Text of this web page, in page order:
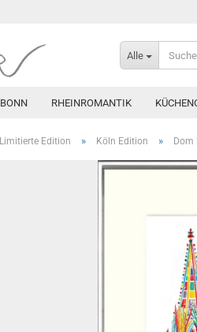
Alle
BONN RHEINROMANTIK
Limitierte Edition » Köln Edition » Dom